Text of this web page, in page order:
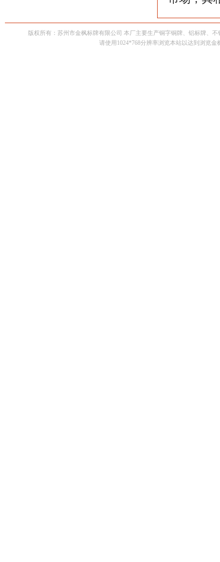
版权所有：苏州市金枫标牌有限公司 本厂主要生产铜字铜牌、铝标牌、
请使用1024*768分辨率浏览本站以达到浏览